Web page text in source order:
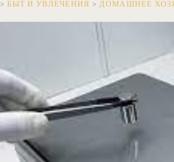
>БЫТ И УВЛЕЧЕНИЯ >ДОМАШНЕЕ